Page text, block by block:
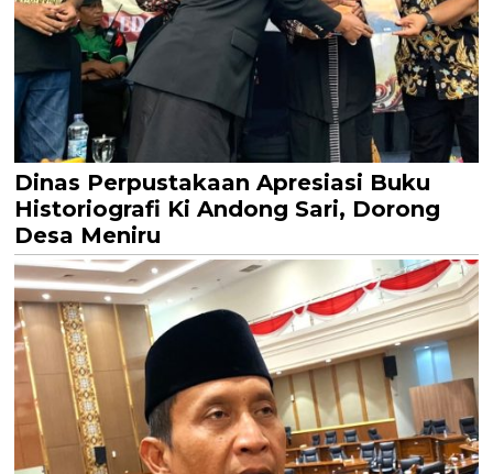
Dinas Perpustakaan Apresiasi Buku
Historiografi Ki Andong Sari, Dorong
Desa Meniru